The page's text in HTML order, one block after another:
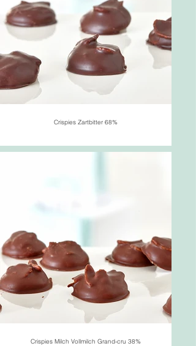
Crispies Zartbitter 68%
Crispies Milch Vollmilch Grand-cru 38%